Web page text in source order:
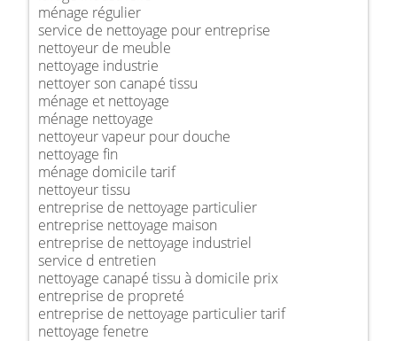
ménage régulier
service de nettoyage pour entreprise
nettoyeur de meuble
nettoyage industrie
nettoyer son canapé tissu
ménage et nettoyage
ménage nettoyage
nettoyeur vapeur pour douche
nettoyage fin
ménage domicile tarif
nettoyeur tissu
entreprise de nettoyage particulier
entreprise nettoyage maison
entreprise de nettoyage industriel
service d entretien
nettoyage canapé tissu à domicile prix
entreprise de propreté
entreprise de nettoyage particulier tarif
nettoyage fenetre